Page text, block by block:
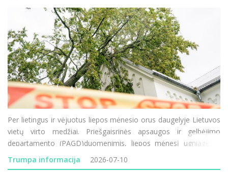
Per lietingus ir vėjuotus liepos mėnesio orus daugelyje Lietuvos
vietų virto medžiai. Priešgaisrinės apsaugos ir gelbėjimo
departamento (PAGD)duomenimis, liepos mėnesį ugniagesiai
gelbėtojai jau atliko 208 darbus, susijusius su nuvirtusių medžių
ant važiuojamosios kelio dalies ir kitų vietų
Trumpa informacija 2026-07-10